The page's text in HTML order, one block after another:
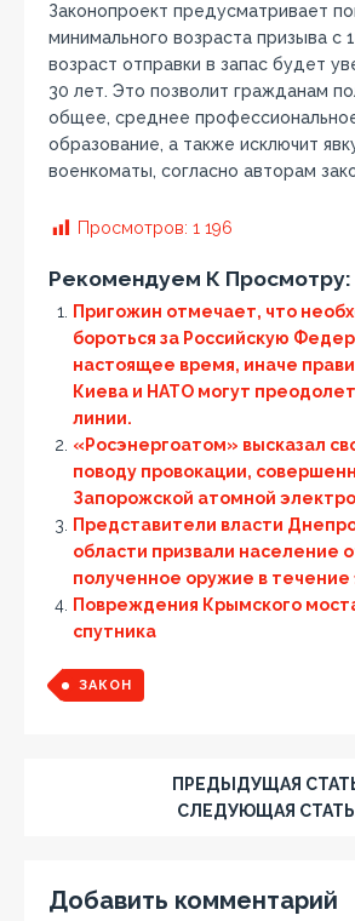
Законопроект предусматривает
минимального возраста призыва с
возраст отправки в запас будет
30 лет. Это позволит гражданам
общее, среднее
образование, а также исключит
военкоматы, согласно авторам
Просмотров: 1 196
Рекомендуем К Просмотру:
Пригожин отмечает, что
бороться за Российскую
настоящее время, иначе
Киева и НАТО могут
линии.
«Росэнергоатом» высказал
поводу провокации,
Запорожской атомной
Представители власти
области призвали население
полученное оружие в течение
Повреждения Крымского
спутника
ЗАКОН
ПРЕДЫДУЩАЯ
СЛЕДУЮЩАЯ
Добавить комментарий